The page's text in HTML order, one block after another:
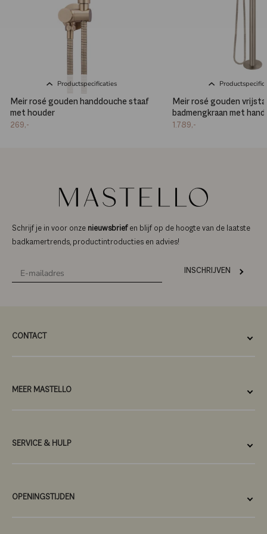
Productspecificaties
Meir rosé gouden handdouche staaf
met houder
269,-
Meir rosé gouden
badmengkraan met
1.789,-
Schrijf je in voor onze nieuwsbrief en blijf op de hoogte van de laatste
badkamertrends, productintroducties en advies!
INSCHRIJVEN
CONTACT
MEER MASTELLO
SERVICE & HULP
OPENINGSTIJDEN